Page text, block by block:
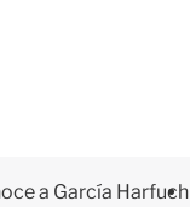
a García Harfuch